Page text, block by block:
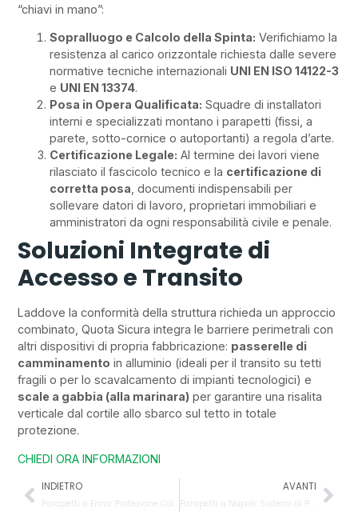
“chiavi in mano”:
Sopralluogo e Calcolo della Spinta: Verifichiamo la
resistenza al carico orizzontale richiesta dalle severe
normative tecniche internazionali UNI EN ISO 14122-3
e UNI EN 13374.
Posa in Opera Qualificata: Squadre di installatori
interni e specializzati montano i parapetti (fissi, a
parete, sotto-cornice o autoportanti) a regola d’arte.
Certificazione Legale: Al termine dei lavori viene
rilasciato il fascicolo tecnico e la certificazione di
corretta posa , documenti indispensabili per
sollevare datori di lavoro, proprietari immobiliari e
amministratori da ogni responsabilità civile e penale.
Soluzioni Integrate di
Accesso e Transito
Laddove la conformità della struttura richieda un approccio
combinato, Quota Sicura integra le barriere perimetrali con
altri dispositivi di propria fabbricazione: passerelle di
camminamento in alluminio (ideali per il transito su tetti
fragili o per lo scavalcamento di impianti tecnologici) e
scale a gabbia (alla marinara) per garantire una risalita
verticale dal cortile allo sbarco sul tetto in totale
protezione.
CHIEDI ORA INFORMAZIONI
INDIETRO AVANTI